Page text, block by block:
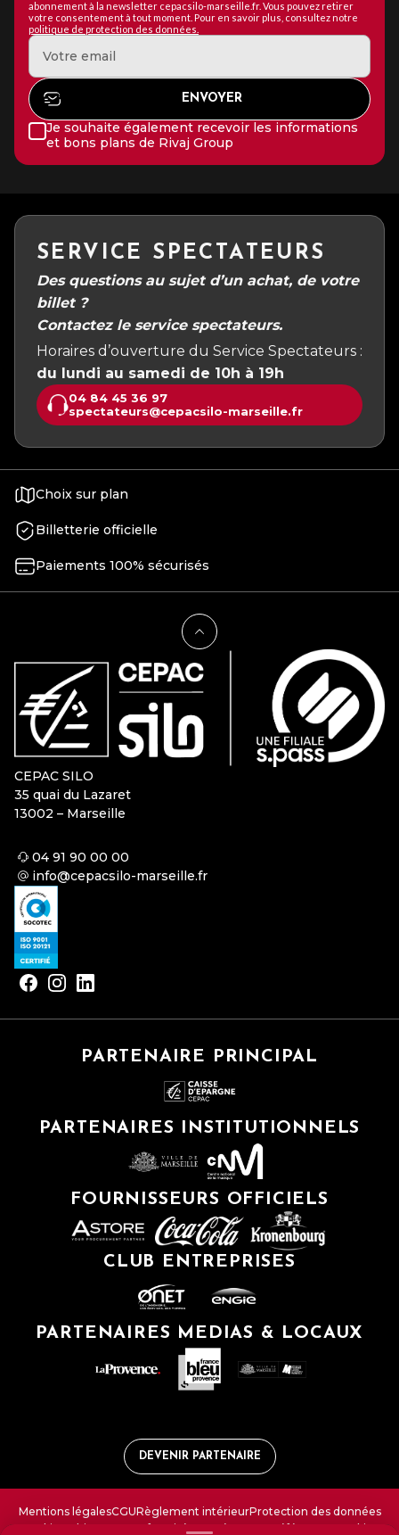
abonnement à la newsletter cepacsilo-marseille.fr. Vous pouvez retirer
votre consentement à tout moment. Pour en savoir plus, consultez notre
politique de protection des données.
Je souhaite également recevoir les informations
et bons plans de Rivaj Group
SERVICE SPECTATEURS
Des questions au sujet d’un achat, de votre
billet ?
Contactez le service spectateurs.
Horaires d’ouverture du Service Spectateurs :
du lundi au samedi de 10h à 19h
04 84 45 36 97
spectateurs@cepacsilo-marseille.fr
Choix sur plan
Billetterie officielle
Paiements 100% sécurisés
CEPAC SILO
35 quai du Lazaret
13002 – Marseille
04 91 90 00 00
info@cepacsilo-marseille.fr
PARTENAIRE PRINCIPAL
PARTENAIRES INSTITUTIONNELS
FOURNISSEURS OFFICIELS
CLUB ENTREPRISES
PARTENAIRES MEDIAS & LOCAUX
DEVENIR PARTENAIRE
Mentions légalesCGURèglement intérieurProtection des données
Cookies
Ethique et ConformitéFAQGérer vos préférences cookies